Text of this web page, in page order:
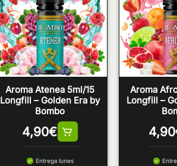
Aroma Atenea 5ml/15
Longfill – Golden Era by
Bombo
4,90€
Entrega lunes
Aroma
Longfill –
4,90